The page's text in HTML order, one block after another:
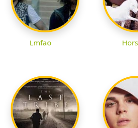
Lmfao